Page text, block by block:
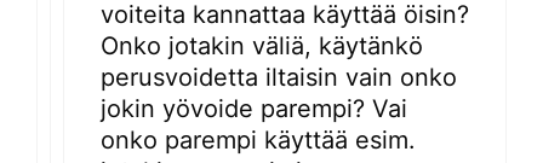
voiteita kannattaa käyttää öisin?
Onko jotakin väliä, käytänkö
perusvoidetta iltaisin vain onko
jokin yövoide parempi? Vai
onko parempi käyttää esim.